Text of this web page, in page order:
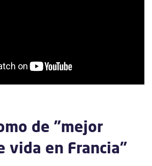
de "mejor
vida en Francia"